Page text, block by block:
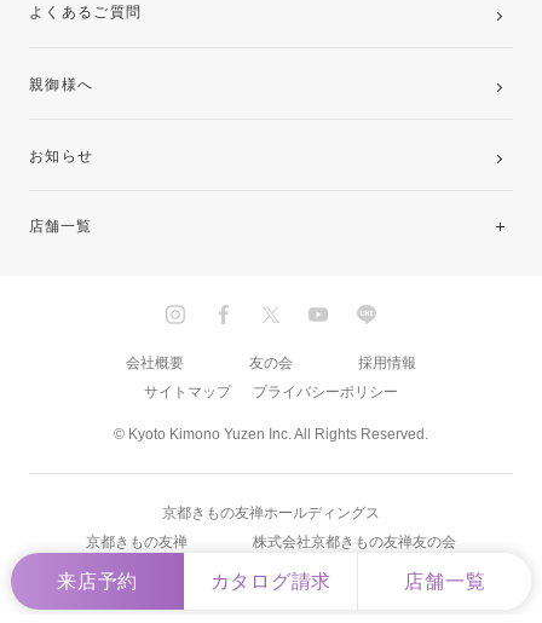
来店予約 カタログ請求 店舗一覧
よくあるご質問
親御様へ
お知らせ
店舗一覧
九州
© Kyoto Kimono Yuzen Inc. All Rights Reserved.
会社概要 友の会
採用情報
サイトマップ
プライバシーポリシー
京都きもの友禅ホールディングス
京都きもの友禅
株式会社京都きもの友禅友の会